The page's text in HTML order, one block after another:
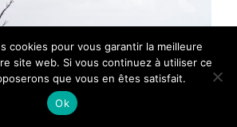
cookies pour vous garantir la meilleure
site web. Si vous continuez à utiliser ce
que vous en êtes satisfait.
Ok